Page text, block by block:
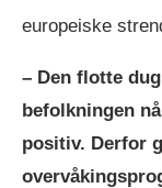
europeiske
– Den flotte
befolkningen
positiv. Derfor